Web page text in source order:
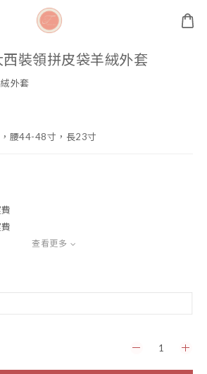
裝領拼皮袋羊絨外套
外套
腰44-48寸，長23寸
查看更多